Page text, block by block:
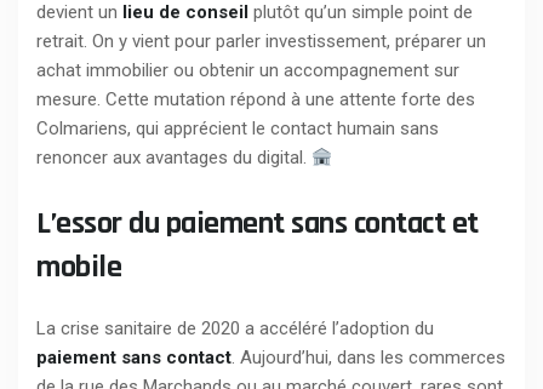
devient un lieu de conseil plutôt qu’un simple point de
retrait. On y vient pour parler investissement, préparer un
achat immobilier ou obtenir un accompagnement sur
mesure. Cette mutation répond à une attente forte des
Colmariens, qui apprécient le contact humain sans
renoncer aux avantages du digital.
L’essor du paiement sans contact et
mobile
La crise sanitaire de 2020 a accéléré l’adoption du
paiement sans contact. Aujourd’hui, dans les commerces